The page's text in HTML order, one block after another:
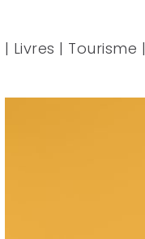
| Livres | Tourisme |